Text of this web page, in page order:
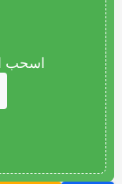
اسحب